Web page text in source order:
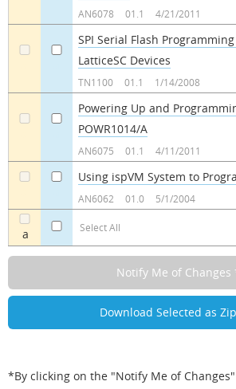
a Select All
AN6078 01.1 4/21/2011
SPI Serial Flash
LatticeSC Devices
TN1100 01.1 1/14/2008
Powering Up and
POWR1014/A
AN6075 01.1 4/11/2011
Using ispVM System to
AN6062 01.0 5/1/2004
*By clicking on the "Notify Me of